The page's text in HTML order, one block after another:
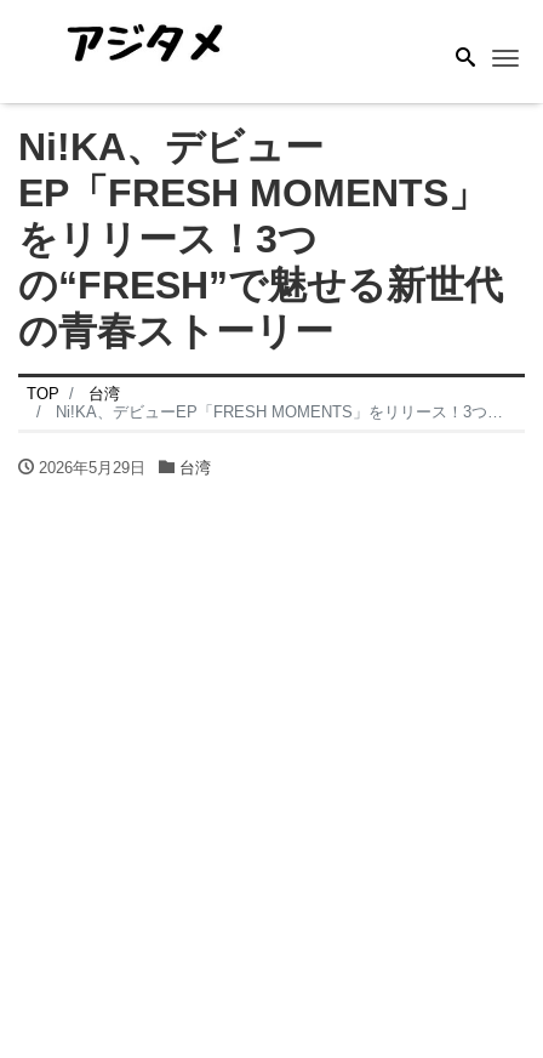
Ni!KA、デビュー
EP「FRESH MOMENTS」
をリリース！3つ
の“FRESH”で魅せる新世代
の青春ストーリー
TOP
台湾
Ni!KA、デビューEP「FRESH MOMENTS」をリリース！3つの“FRESH”で魅せる新世代の青春ストーリー
2026年5月29日 台湾